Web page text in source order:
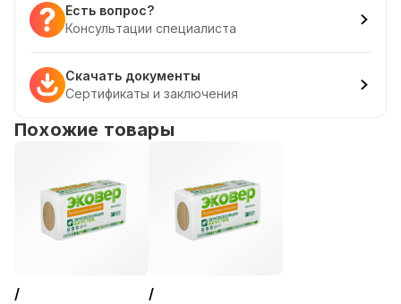
Есть вопрос?
Консультации специалиста
Скачать документы
Сертификаты и заключения
Похожие товары
/ /